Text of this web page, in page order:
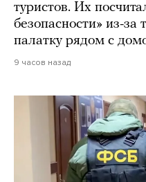
туристов. Их
безопасности» из-за
палатку рядом с
9 часов назад